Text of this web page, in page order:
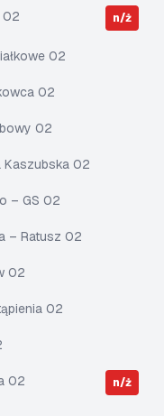
02 n/ż
02
02
02
Kaszubska 02
– GS 02
– Ratusz 02
02
02
02 n/ż